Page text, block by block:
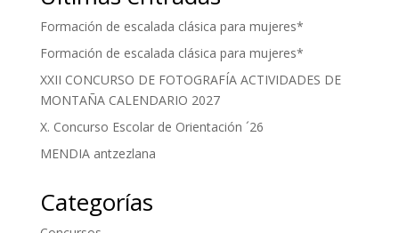
Formación de escalada clásica para mujeres*
Formación de escalada clásica para mujeres*
XXII CONCURSO DE FOTOGRAFÍA ACTIVIDADES DE
MONTAÑA CALENDARIO 2027
X. Concurso Escolar de Orientación ´26
MENDIA antzezlana
Categorías